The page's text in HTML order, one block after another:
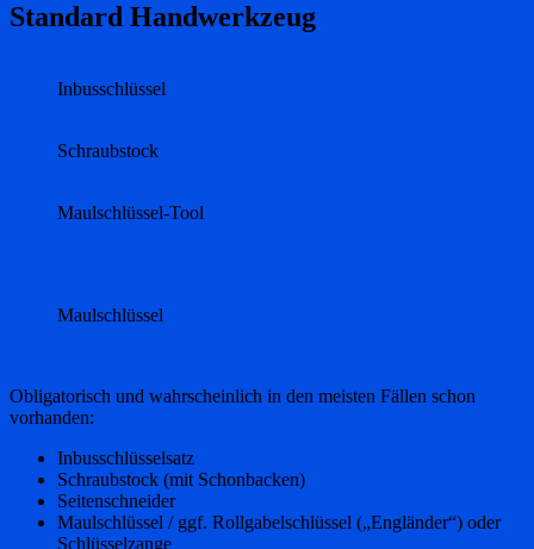
Standard Handwerkzeug
Inbusschlüssel
Schraubstock
Maulschlüssel-Tool
Maulschlüssel
Obligatorisch und wahrscheinlich in den meisten Fällen schon
vorhanden:
Inbusschlüsselsatz
Schraubstock (mit Schonbacken)
Seitenschneider
Maulschlüssel / ggf. Rollgabelschlüssel („Engländer“) oder
Schlüsselzange